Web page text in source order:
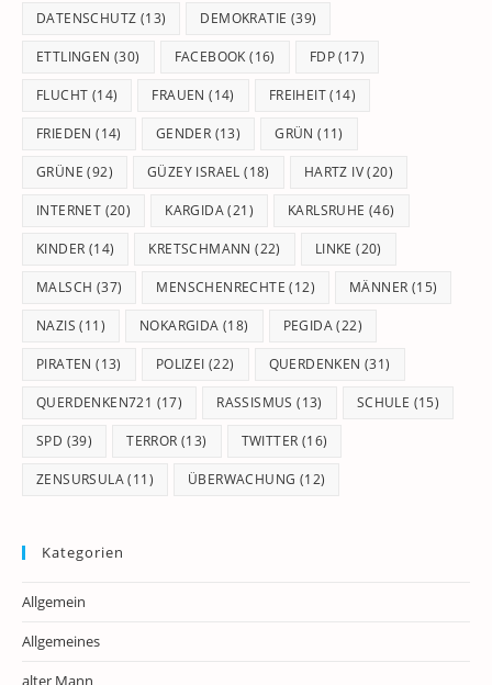
DATENSCHUTZ (13) DEMOKRATIE (39)
ETTLINGEN (30) FACEBOOK (16) FDP(17)
FLUCHT (14) FRAUEN (14) FREIHEIT(14)
FRIEDEN (14) GENDER (13) GRÜN (11)
GRÜNE (92) GÜZEY ISRAEL (18) HARTZ IV(20)
INTERNET (20) KARGIDA(21) KARLSRUHE (46)
KINDER (14) KRETSCHMANN (22) LINKE (20)
MALSCH (37) MENSCHENRECHTE (12) MÄNNER (15)
NAZIS (11) NOKARGIDA (18) PEGIDA(22)
PIRATEN (13) POLIZEI (22) QUERDENKEN (31)
QUERDENKEN721 (17) RASSISMUS (13) SCHULE (15)
SPD (39) TERROR (13) TWITTER (16)
ZENSURSULA(11) ÜBERWACHUNG (12)
Kategorien
Allgemein
Allgemeines
alter Mann